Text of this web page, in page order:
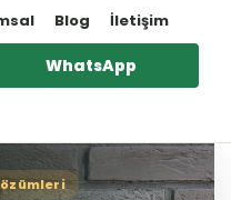
Blog İletişim
WhatsApp